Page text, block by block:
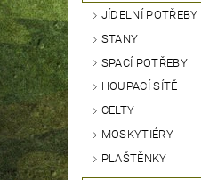
JÍDELNÍ POTŘEBY
STANY
SPACÍ POTŘEBY
HOUPACÍ SÍTĚ
CELTY
MOSKYTIÉRY
PLAŠTĚNKY